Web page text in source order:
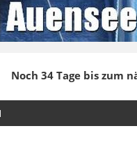
Noch 34 Tage bis zum